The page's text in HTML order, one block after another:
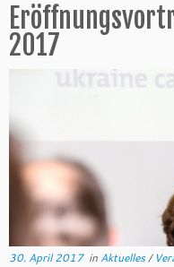
2017
30. April 2017in Aktuelles/